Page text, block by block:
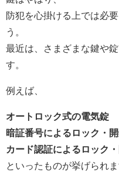
防犯を心掛ける上では必
う。
最近は、さまざまな鍵や
す。
例えば、
オートロック式の電気錠
暗証番号によるロック・
カード認証によるロック
といったものが挙げられま